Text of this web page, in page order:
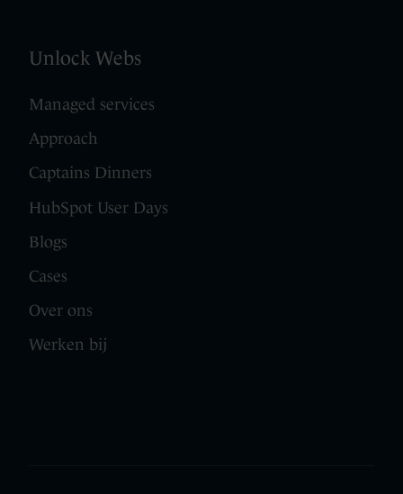
Unlock Webs
Managed services
Approach
Captains Dinners
HubSpot User Days
Blogs
Cases
Over ons
Werken bij